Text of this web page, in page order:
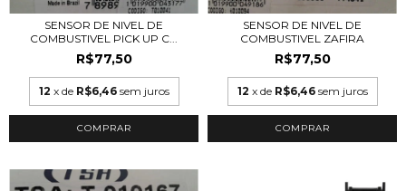
SENSOR DE NIVEL DE
COMBUSTIVEL PICK UP C...
R$77,50
12 x de R$6,46 sem juros
SENSOR DE NIVEL DE
COMBUSTIVEL ZAFIRA
R$77,50
12 x de R$6,46 sem juros